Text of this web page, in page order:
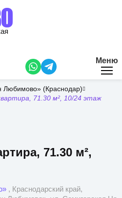
Меню
Любимово» (Краснодар)
71.30 м², 10/24 этаж
71.30 м²,
, Краснодарский край,